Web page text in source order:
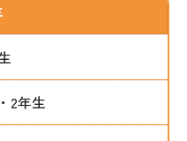
2年生